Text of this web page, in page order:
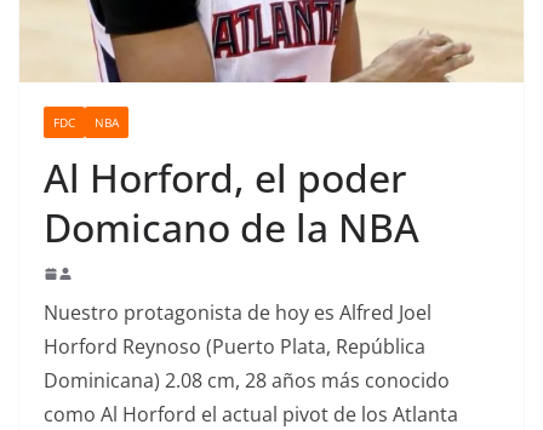
FDC NBA
Al Horford, el poder
Domicano de la NBA
Nuestro protagonista de hoy es Alfred Joel
Horford Reynoso (Puerto Plata, República
Dominicana) 2.08 cm, 28 años más conocido
como Al Horford el actual pivot de los Atlanta